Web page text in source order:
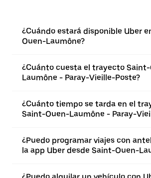
¿Cuándo estará disponible Uber
Ouen-Laumône?
¿Cuánto cuesta el trayecto
Laumône - Paray-Vieille-Poste?
¿Cuánto tiempo se tarda en el
Saint-Ouen-Laumône - Paray-
¿Puedo programar viajes con
la app Uber desde Saint-Ouen-